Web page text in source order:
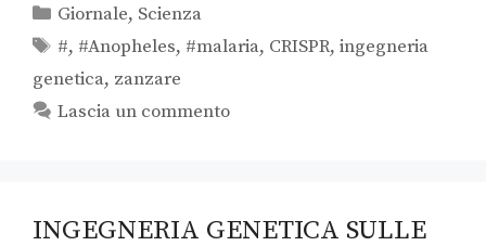
Giornale, Scienza
#, #Anopheles, #malaria, CRISPR,ingegneria
genetica, zanzare
Lascia un commento
INGEGNERIA GENETICA SULLE